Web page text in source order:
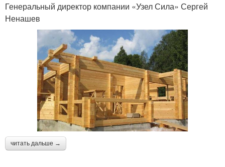
Генеральный директор компании «Узел Сила» Сергей
Ненашев
читать дальше →